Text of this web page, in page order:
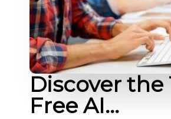
Discover the
Free AI…